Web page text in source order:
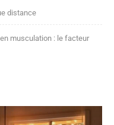
distance
musculation : le facteur